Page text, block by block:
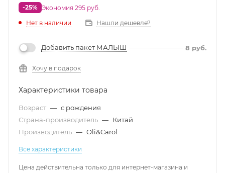
-25% Экономия 295 руб.
Нет в наличии
Нашли дешевле?
Добавить пакет МАЛЫШ 8 руб.
Хочу в подарок
Характеристики товара
Возраст — с рождения
Страна-производитель — Китай
Производитель — Oli&Carol
Все характеристики
Цена действительна только для интернет-магазина и